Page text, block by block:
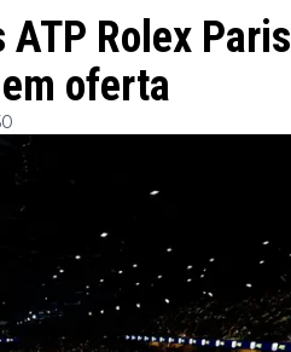
Rolex Paris
oferta